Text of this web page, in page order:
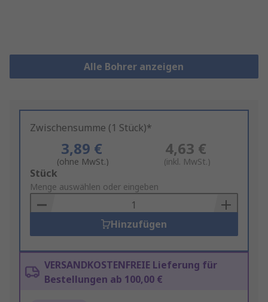
Alle Bohrer anzeigen
Zwischensumme (1 Stück)*
3,89 €
(ohne MwSt.)
4,63 €
(inkl. MwSt.)
Add
to
Basket
Stück
Menge auswählen oder eingeben
Hinzufügen
VERSANDKOSTENFREIE Lieferung für
Bestellungen ab 100,00 €